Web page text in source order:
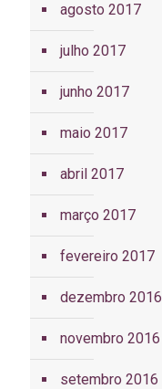
agosto 2017
julho 2017
junho 2017
maio 2017
abril 2017
março 2017
fevereiro 2017
dezembro 2016
novembro 2016
setembro 2016